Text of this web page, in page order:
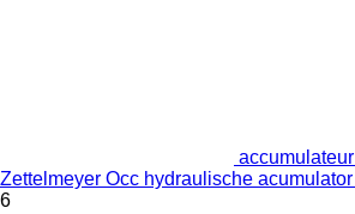
Zettelmeyer Occ hydraulische
6